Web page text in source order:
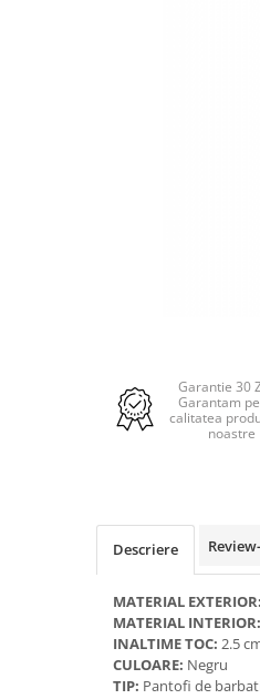
Garantie 30
Garantam
calitatea
noastre
Descriere
MATERIAL EXTERIOR:
MATERIAL INTERIOR:
INALTIME TOC: 2.5
CULOARE: Negru
TIP: Pantofi de